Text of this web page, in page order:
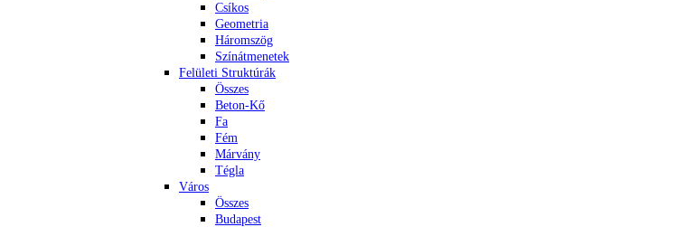
Csíkos
Geometria
Háromszög
Színátmenetek
Felületi Struktúrák
Összes
Beton-Kő
Fa
Fém
Márvány
Tégla
Város
Összes
Budapest